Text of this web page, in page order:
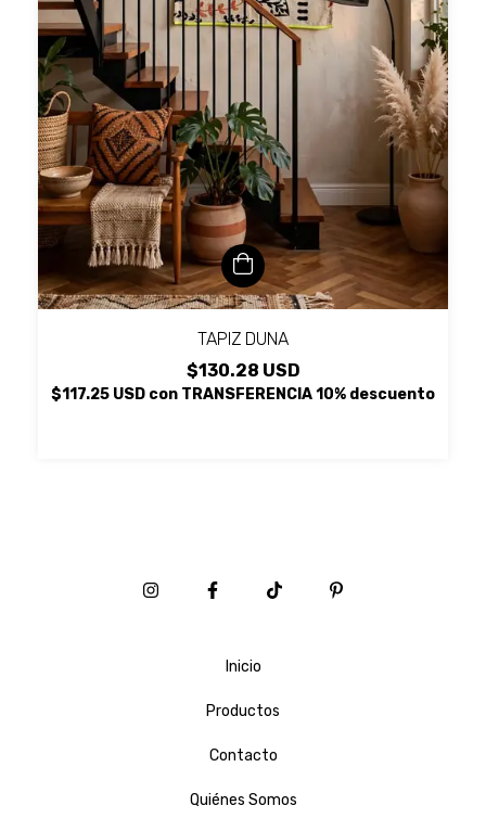
TAPIZ DUNA
$130.28 USD
$117.25 USD con TRANSFERENCIA 10% descuento
Inicio
Productos
Contacto
Quiénes Somos